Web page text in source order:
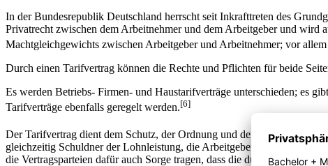
In der Bundesrepublik Deutschland herrscht seit Inkrafttreten des
Privatrecht zwischen dem Arbeitnehmer und dem Arbeitgeber und wird
Machtgleichgewichts zwischen Arbeitgeber und Arbeitnehmer; vor
Durch einen Tarifvertrag können die Rechte und Pflichten für beide
Es werden Betriebs- Firmen- und Haustarifverträge unterschieden; es
Tarifverträge ebenfalls geregelt werden.[6]
Der Tarifvertrag dient dem Schutz, der Ordnung und dem Frieden der
gleichzeitig Schuldner der Lohnleistung, die Arbeitgeber, regeln eben
die Vertragsparteien dafür auch Sorge tragen, dass die durchgesetzten